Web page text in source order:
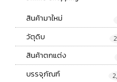
สินค้ามาใหม่
วัตุดิบ
สินค้าตกแต่ง
บรรจุภัณฑ์